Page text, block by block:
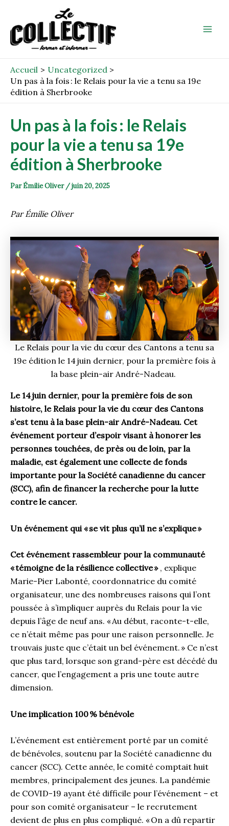
contenu
Accueil
Uncategorized
Un pas à la fois : le Relais pour la vie a tenu sa 19e
édition à Sherbrooke
Un pas à la fois : le Relais
pour la vie a tenu sa 19e
édition à Sherbrooke
ParÉmilie Oliver /juin 20, 2025
Par Émilie Oliver
Le Relais pour la vie du cœur des Cantons a tenu sa
19e édition le 14 juin dernier, pour la première fois à
la base plein-air André-Nadeau.
Le 14 juin dernier, pour la première fois de son
histoire, le Relais pour la vie du cœur des Cantons
s’est tenu à la base plein-air André-Nadeau. Cet
événement porteur d’espoir visant à honorer les
personnes touchées, de près ou de loin, par la
maladie, est également une collecte de fonds
importante pour la Société canadienne du cancer
(SCC), afin de financer la recherche pour la lutte
contre le cancer.
Un événement qui « se vit plus qu’il ne s’explique »
Cet événement rassembleur pour la communauté
« témoigne de la résilience collective » , explique
Marie-Pier Labonté, coordonnatrice du comité
organisateur, une des nombreuses raisons qui l’ont
poussée à s’impliquer auprès du Relais pour la vie
depuis l’âge de neuf ans. « Au début, raconte-t-elle,
ce n’était même pas pour une raison personnelle. Je
trouvais juste que c’était un bel événement. » Ce n’est
que plus tard, lorsque son grand-père est décédé du
cancer, que l’engagement a pris une toute autre
dimension.
Une implication 100 % bénévole
L’événement est entièrement porté par un comité
de bénévoles, soutenu par la Société canadienne du
cancer (SCC). Cette année, le comité comptait huit
membres, principalement des jeunes. La pandémie
de COVID-19 ayant été difficile pour l’événement – et
pour son comité organisateur – le recrutement
devient de plus en plus compliqué. « On a dû repartir
navigation